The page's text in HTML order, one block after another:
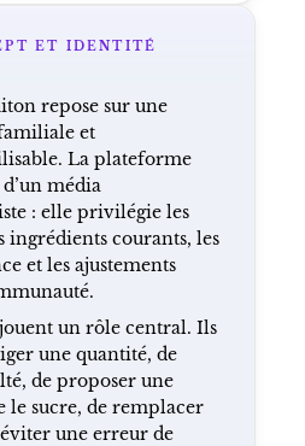
ET IDENTITÉ
repose sur une
et
La plateforme
média
: elle privilégie les
ingrédients courants, les
et les ajustements
un rôle central. Ils
une quantité, de
de proposer une
le sucre, de remplacer
une erreur de